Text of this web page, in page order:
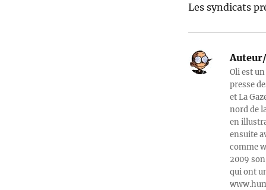
Les syndicats
Oli est
presse
et La
nord de
en
ensuite
comme
2009
qui ont